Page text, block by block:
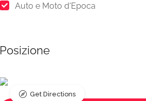
Auto e Moto d'Epoca
Posizione
Get Directions